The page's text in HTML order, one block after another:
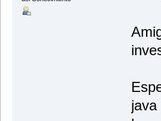
java